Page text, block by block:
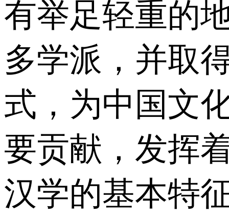
有举足轻重的
多学派，并取
式，为中国文
要贡献，发挥
汉学的基本特